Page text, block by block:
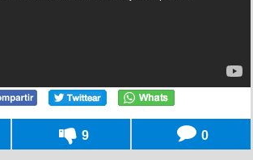
9 0